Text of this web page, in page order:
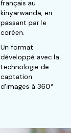
français au
kinyarwanda, en
passant par le
coréen.
Un format
développé avec la
technologie de
captation
d'images à 360°